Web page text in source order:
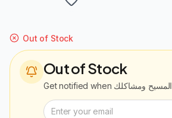
Out of Stock
Out of Stock
Get notified when المسيح ومشاكلك